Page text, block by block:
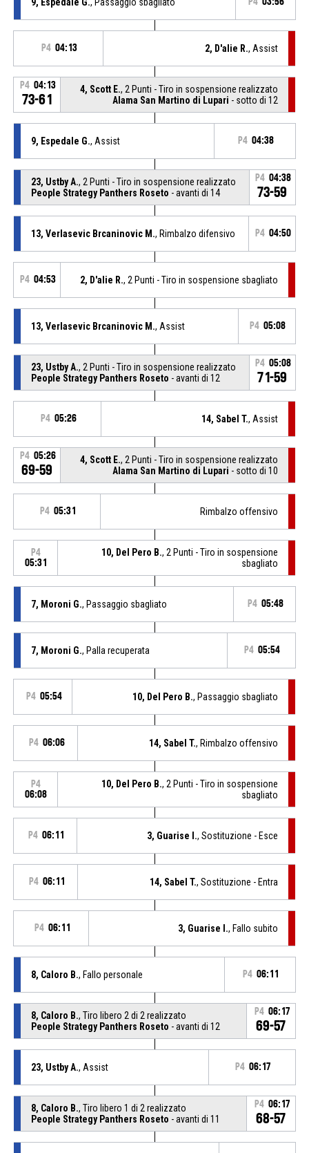
P4 04:13 2, D'alie R., Assist
P4 04:13
73-61
4, Scott E., 2 Punti - Tiro in sospensione realizzato
Alama San Martino di Lupari - sotto di 12
9, Espedale G., Assist P4 04:38
23, Ustby A., 2 Punti - Tiro in sospensione realizzato
People Strategy Panthers Roseto - avanti di 14
P4 04:38
73-59
13, Verlasevic Brcaninovic M., Rimbalzo difensivo P4 04:50
P4 04:53 2, D'alie R., 2 Punti - Tiro in sospensione sbagliato
13, Verlasevic Brcaninovic M., Assist P4 05:08
23, Ustby A., 2 Punti - Tiro in sospensione realizzato
People Strategy Panthers Roseto - avanti di 12
P4 05:08
71-59
P4 05:26 14, Sabel T., Assist
P4 05:26
69-59
4, Scott E., 2 Punti - Tiro in sospensione realizzato
Alama San Martino di Lupari - sotto di 10
P4 05:31 Rimbalzo offensivo
P4
05:31
10, Del Pero B., 2 Punti - Tiro in sospensione
sbagliato
7, Moroni G., Passaggio sbagliato P4 05:48
7, Moroni G., Palla recuperata P4 05:54
P4 05:54 10, Del Pero B., Passaggio sbagliato
P4 06:06 14, Sabel T., Rimbalzo offensivo
P4
06:08
10, Del Pero B., 2 Punti - Tiro in sospensione
sbagliato
P4 06:11 3, Guarise I., Sostituzione - Esce
P4 06:11 14, Sabel T., Sostituzione - Entra
P4 06:11 3, Guarise I., Fallo subito
8, Caloro B., Fallo personale P4 06:11
8, Caloro B., Tiro libero 2 di 2 realizzato
People Strategy Panthers Roseto - avanti di 12
P4 06:17
69-57
23, Ustby A., Assist P4 06:17
8, Caloro B., Tiro libero 1 di 2 realizzato
People Strategy Panthers Roseto - avanti di 11
P4 06:17
68-57